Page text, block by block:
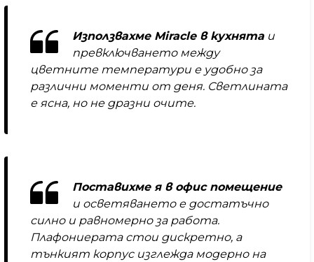
Използвахме Miracle в кухнята и
превключването между
цветните температури е удобно за
различни моменти от деня. Светлината
е ясна, но не дразни очите.
Поставихме я в офис помещение
и осветяването е достатъчно
силно и равномерно за работа.
Плафониерата стои дискретно, а
тънкият корпус изглежда модерно на